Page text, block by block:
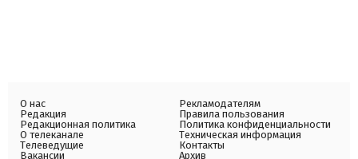
О нас
Редакция
Редакционная политика
О телеканале
Телеведущие
Вакансии
Рекламодателям
Правила пользования
Политика конфиденциальности
Техническая информация
Контакты
Архив